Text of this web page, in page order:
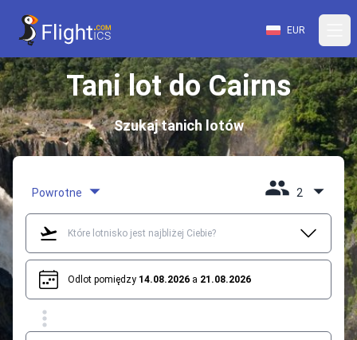
EUR
Tani lot do Cairns
Szukaj tanich lotów
Powrotne 2
Odlot pomiędzy 14.08.2026 a 21.08.2026